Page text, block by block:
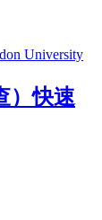
）快速